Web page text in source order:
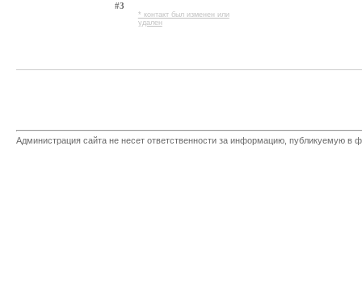
#3
* контакт был изменен или
удален
Администрация сайта не несет ответственности за информацию, публикуемую